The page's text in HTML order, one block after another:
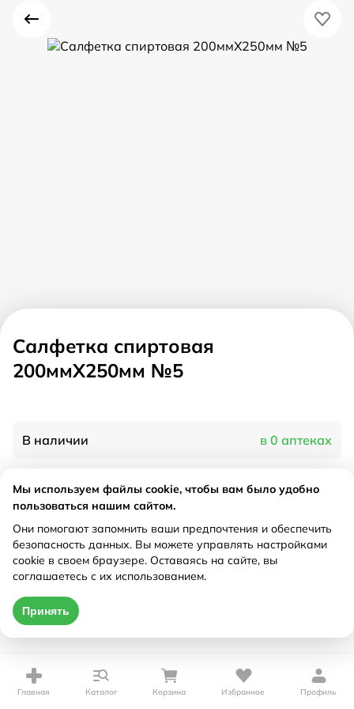
Салфетка спиртовая
200ммX250мм №5
В наличии в 0 аптеках
Характеристики
Рецепт Не требуется
Цена действительна только при оформлении онлайн
Главная Каталог Корзина Избранное Профиль
Мы используем файлы cookie, чтобы вам было удобно
пользоваться нашим сайтом.
Они помогают запомнить ваши предпочтения и обеспечить
безопасность данных. Вы можете управлять настройками
cookie в своем браузере. Оставаясь на сайте, вы
соглашаетесь с их использованием.
Принять